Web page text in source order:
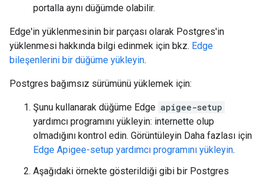
portalla aynı düğümde olabilir.
Edge'in yüklenmesinin bir parçası olarak Postgres'in
yüklenmesi hakkında bilgi edinmek için bkz. Edge
bileşenlerini bir düğüme yükleyin.
Postgres bağımsız sürümünü yüklemek için:
Şunu kullanarak düğüme Edge apigee-setup
yardımcı programını yükleyin: internette olup
olmadığını kontrol edin. Görüntüleyin Daha fazlası için
Edge Apigee-setup yardımcı programını yükleyin.
Aşağıdaki örnekte gösterildiği gibi bir Postgres